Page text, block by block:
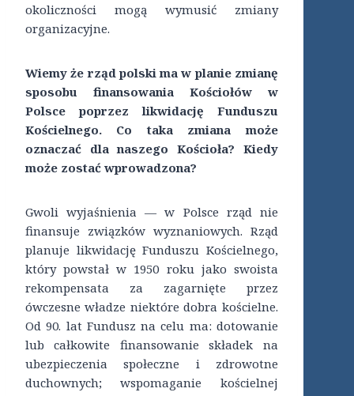
okoliczności mogą wymusić zmiany
organizacyjne.
Wiemy że rząd polski ma w planie zmianę
sposobu finansowania Kościołów w
Polsce poprzez likwidację Funduszu
Kościelnego. Co taka zmiana może
oznaczać dla naszego Kościoła? Kiedy
może zostać wprowadzona?
Gwoli wyjaśnienia — w Polsce rząd nie
finansuje związków wyznaniowych. Rząd
planuje likwidację Funduszu Kościelnego,
który powstał w 1950 roku jako swoista
rekompensata za zagarnięte przez
ówczesne władze niektóre dobra kościelne.
Od 90. lat Fundusz na celu ma: dotowanie
lub całkowite finansowanie składek na
ubezpieczenia społeczne i zdrowotne
duchownych; wspomaganie kościelnej